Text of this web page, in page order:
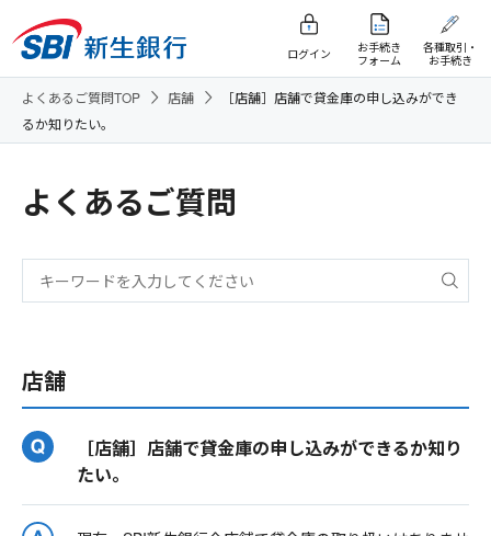
ログイン
お手続き
フォーム
各種取引・
お手続き
よくあるご質問TOP 店舗
［店舗］店舗で貸金庫の申し込みができ
るか知りたい。
よくあるご質問
店舗
［店舗］店舗で貸金庫の申し込みができるか知り
たい。